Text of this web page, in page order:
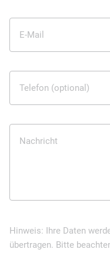
E-Mail
Telefon (optional)
Nachricht
Hinweis: Ihre Daten
übertragen. Bitte